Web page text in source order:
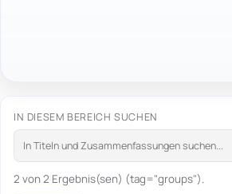
IN DIESEM BEREICH SUCHEN
2 von 2 Ergebnis(sen) (tag="groups").